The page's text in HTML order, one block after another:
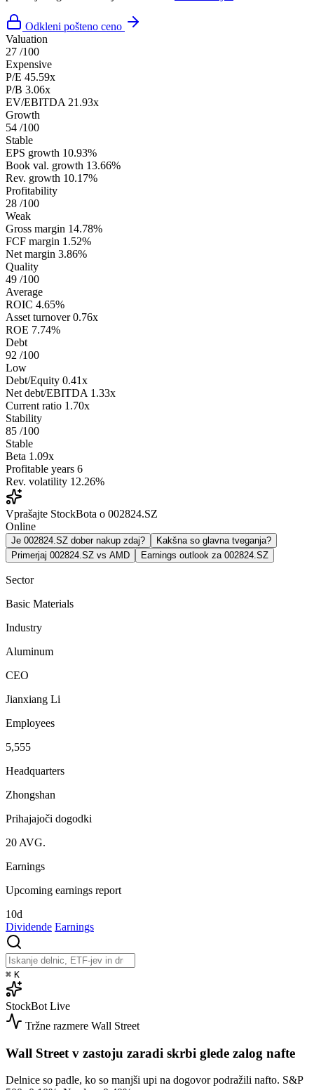
Odkleni pošteno ceno
Valuation
27 /100
Expensive
P/E 45.59x
P/B 3.06x
EV/EBITDA 21.93x
Growth
54 /100
Stable
EPS growth 10.93%
Book val. growth 13.66%
Rev. growth 10.17%
Profitability
28 /100
Weak
Gross margin 14.78%
FCF margin 1.52%
Net margin 3.86%
Quality
49 /100
Average
ROIC 4.65%
Asset turnover 0.76x
ROE 7.74%
Debt
92 /100
Low
Debt/Equity 0.41x
Net debt/EBITDA 1.33x
Current ratio 1.70x
Stability
85 /100
Stable
Beta 1.09x
Profitable years 6
Rev. volatility 12.26%
Vprašajte StockBota o 002824.SZ
Online
Je 002824.SZ dober nakup zdaj?
Kakšna so glavna tveganja?
Primerjaj 002824.SZ vs AMD
Earnings outlook za 002824.SZ
Sector
Basic Materials
Industry
Aluminum
CEO
Jianxiang Li
Employees
5,555
Headquarters
Zhongshan
Prihajajoči dogodki
20 AVG.
Earnings
Upcoming earnings report
10d
Dividende Earnings
⌘ K
StockBot Live
Tržne razmere Wall Street
Wall Street v zastoju zaradi skrbi glede zalog nafte
Delnice so padle, ko so manjši upi na dogovor podražili nafto. S&P